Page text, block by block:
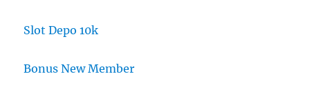
Slot Depo 10k
Bonus New Member